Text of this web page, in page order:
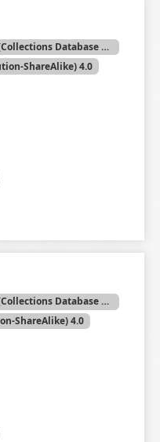
Rekihaku Collection Database (Collections Database of the National Museum of Japanese History)
ShareAlike) 4.0
Rekihaku Collection Database (Collections Database of the National Museum of Japanese History)
ShareAlike) 4.0